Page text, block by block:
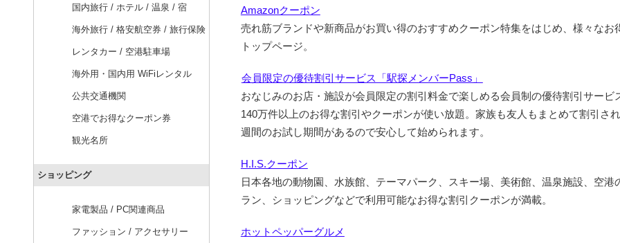
国内旅行 / ホテル / 温泉 / 宿
海外旅行 / 格安航空券 / 旅行保険
レンタカー / 空港駐車場
海外用・国内用 WiFiレンタル
公共交通機関
空港でお得なクーポン券
観光名所
ショッピング
家電製品 / PC関連商品
ファッション / アクセサリー
Amazonクーポン
売れ筋ブランドや新商品がお買い得のおすすめクーポン特集をはじめ、様々なお
トップページ。
会員限定の優待割引サービス「駅探メンバーPass」
おなじみのお店・施設が会員限定の割引料金で楽しめる会員制の優待割引サービ
140万件以上のお得な割引やクーポンが使い放題。家族も友人もまとめて割引さ
週間のお試し期間があるので安心して始められます。
H.I.S.クーポン
日本各地の動物園、水族館、テーマパーク、スキー場、美術館、温泉施設、空港
ラン、ショッピングなどで利用可能なお得な割引クーポンが満載。
ホットペッパーグルメ